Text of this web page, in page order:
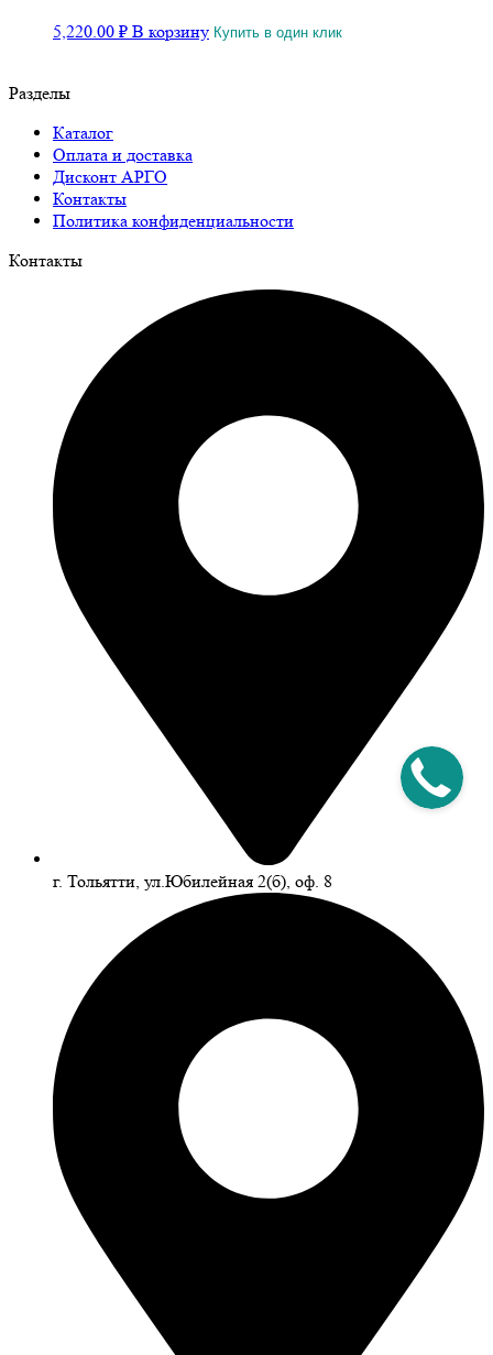
5,220.00 ₽ В корзину Купить в один клик
Разделы
Каталог
Оплата и доставка
Дисконт АРГО
Контакты
Политика конфиденциальности
Контакты
г. Тольятти, ул.Юбилейная 2(б), оф. 8